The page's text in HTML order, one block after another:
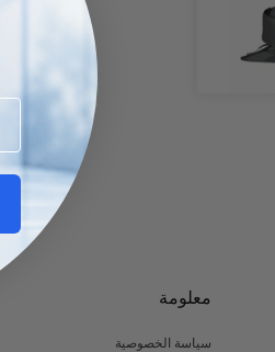
معلومة
سياسة الخصوصية